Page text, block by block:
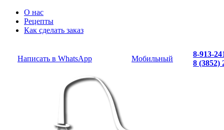
О нас
Рецепты
Как сделать заказ
Написать в WhatsApp Мобильный
8-913-
8 (3852)